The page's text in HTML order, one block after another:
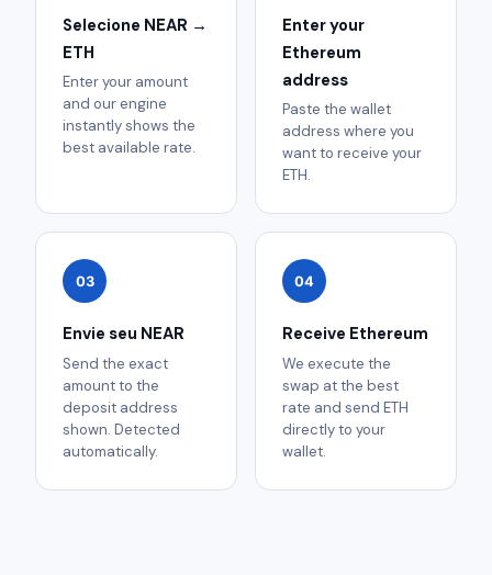
Selecione NEAR →
ETH
Enter your amount
and our engine
instantly shows the
best available rate.
Enter your
Ethereum
address
Paste the wallet
address where you
want to receive your
ETH.
03
Envie seu NEAR
Send the exact
amount to the
deposit address
shown. Detected
automatically.
04
Receive Ethereum
We execute the
swap at the best
rate and send ETH
directly to your
wallet.